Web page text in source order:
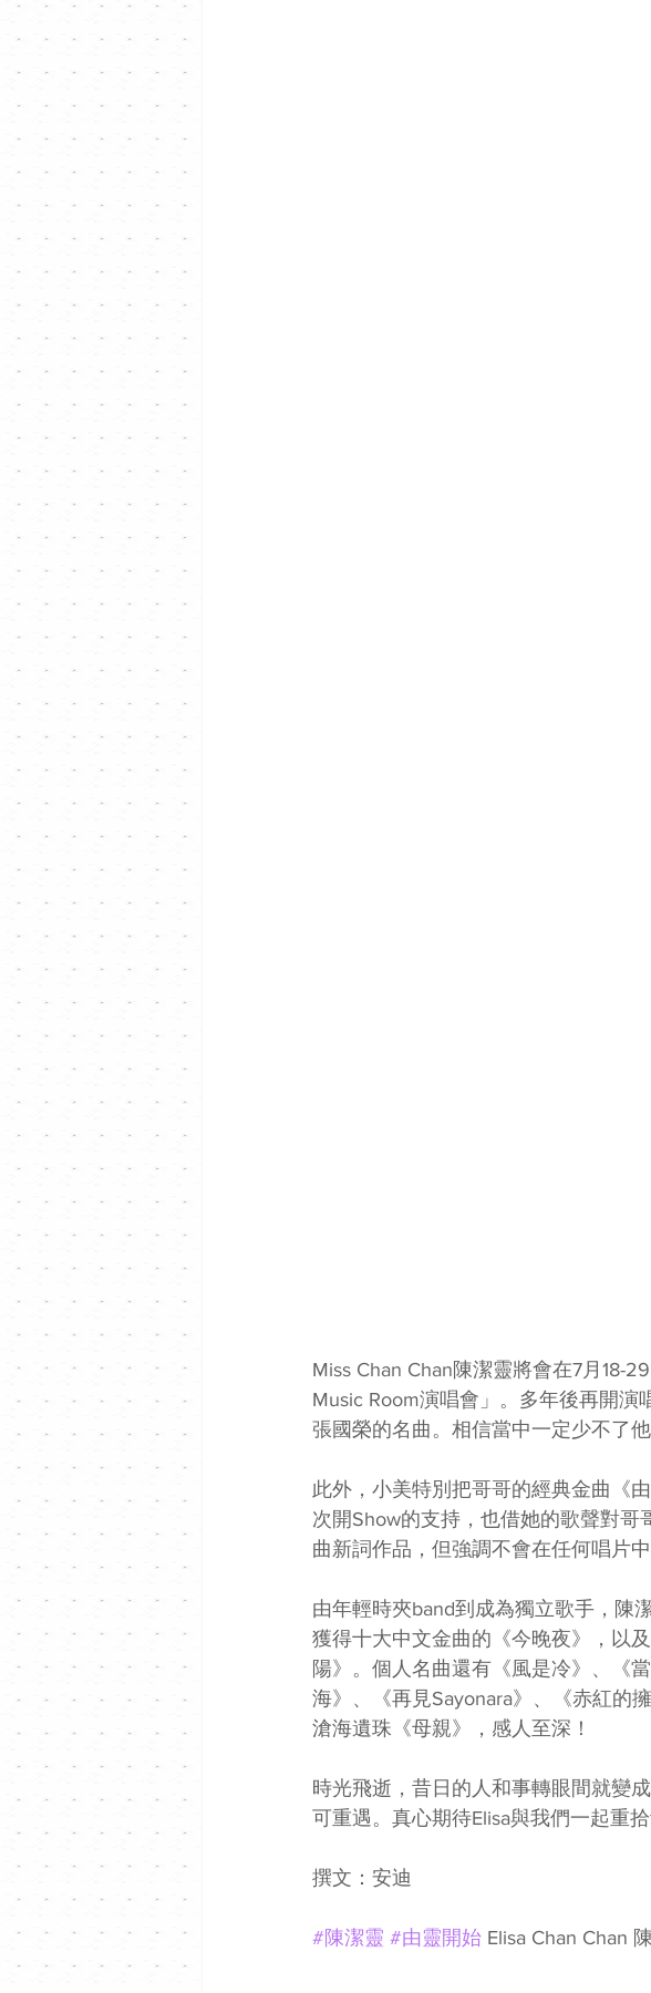
Miss Chan Chan陳潔靈將會在7月18-
Music Room演唱會」。多年後再開
張國榮的名曲。相信當中一定少不了
此外，小美特別把哥哥的經典金曲《
次開Show的支持，也借她的歌聲對哥
曲新詞作品，但強調不會在任何唱片中
由年輕時夾band到成為獨立歌手，陳
獲得十大中文金曲的《今晚夜》，以
陽》。個人名曲還有《風是冷》、《
海》、《再見Sayonara》、《赤紅的
滄海遺珠《母親》，感人至深！
時光飛逝，昔日的人和事轉眼間就變
可重遇。真心期待Elisa與我們一起重拾
撰文：安迪
#陳潔靈 #由靈開始 Elisa Chan Chan